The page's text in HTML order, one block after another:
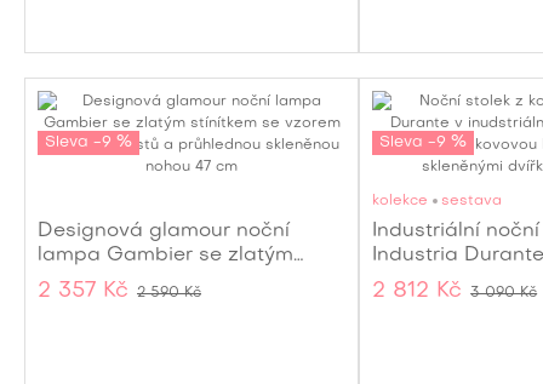
Sleva -9 %
Designová glamour noční
lampa Gambier se zlatým
stínítkem se vzorem palmových
2 357 Kč 2 590 Kč
Sleva -9 %
kolekce sestava
Industriální
Industria
barvě 61 cm
2 812 Kč 3 090 Kč